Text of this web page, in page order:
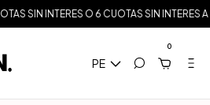
SIN INTERES O 6 CUOTAS SIN INTERES
PE
0